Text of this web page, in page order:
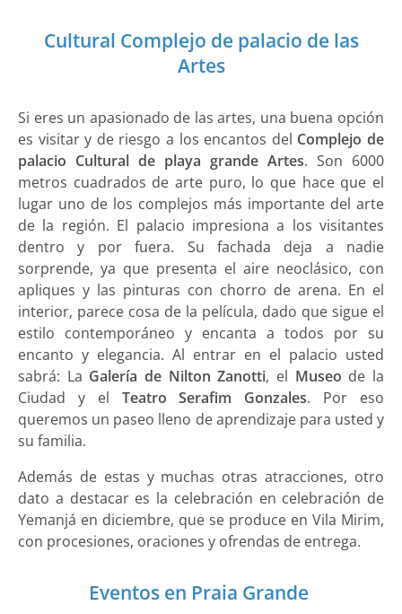
Cultural Complejo de palacio de las
Artes
Si eres un apasionado de las artes, una buena opción
es visitar y de riesgo a los encantos del Complejo de
palacio Cultural de playa grande Artes. Son 6000
metros cuadrados de arte puro, lo que hace que el
lugar uno de los complejos más importante del arte
de la región. El palacio impresiona a los visitantes
dentro y por fuera. Su fachada deja a nadie
sorprende, ya que presenta el aire neoclásico, con
apliques y las pinturas con chorro de arena. En el
interior, parece cosa de la película, dado que sigue el
estilo contemporáneo y encanta a todos por su
encanto y elegancia. Al entrar en el palacio usted
sabrá: La Galería de Nilton Zanotti, el Museo de la
Ciudad y el Teatro Serafim Gonzales. Por eso
queremos un paseo lleno de aprendizaje para usted y
su familia.
Además de estas y muchas otras atracciones, otro
dato a destacar es la celebración en celebración de
Yemanjá en diciembre, que se produce en Vila Mirim,
con procesiones, oraciones y ofrendas de entrega.
Eventos en Praia Grande